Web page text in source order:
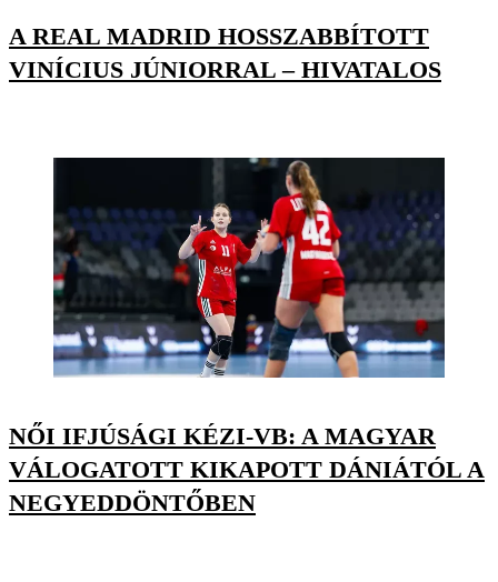
A REAL MADRID HOSSZABBÍTOTT
VINÍCIUS JÚNIORRAL – HIVATALOS
NŐI IFJÚSÁGI KÉZI-VB: A MAGYAR
VÁLOGATOTT KIKAPOTT DÁNIÁTÓL A
NEGYEDDÖNTŐBEN